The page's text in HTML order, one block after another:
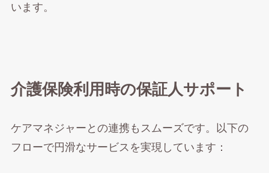
います。
介護保険利用時の保証人サポート
ケアマネジャーとの連携もスムーズです。以下の
フローで円滑なサービスを実現しています：